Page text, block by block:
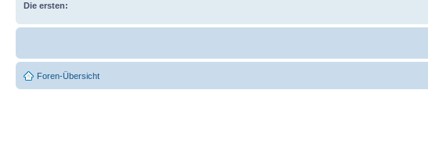
Die ersten:
Foren-Übersicht